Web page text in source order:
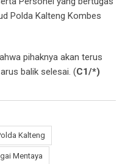
Polda Kalteng Kombes
pihaknya akan terus
balik selesai. (C1/*)
Kalteng
Mentaya